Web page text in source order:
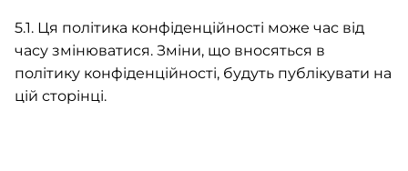
5.1. Ця політика конфіденційності може час від
часу змінюватися. Зміни, що вносяться в
політику конфіденційності, будуть публікувати на
цій сторінці.